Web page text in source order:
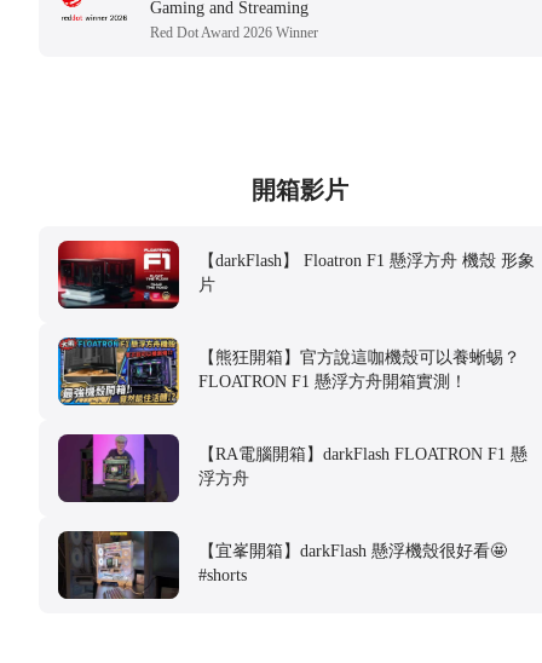
Gaming and Streaming
Red Dot Award 2026 Winner
開箱影片
【darkFlash】 Floatron F1 懸浮方舟 機殼 形象
片
【熊狂開箱】官方說這咖機殼可以養蜥蜴？
FLOATRON F1 懸浮方舟開箱實測！
【RA電腦開箱】darkFlash FLOATRON F1 懸
浮方舟
【宜峯開箱】darkFlash 懸浮機殼很好看🤩
#shorts